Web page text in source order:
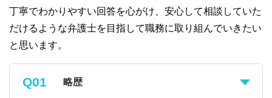
丁寧でわかりやすい回答を心がけ、安心して相談していた
だけるような弁護士を目指して職務に取り組んでいきたい
と思います。
略歴